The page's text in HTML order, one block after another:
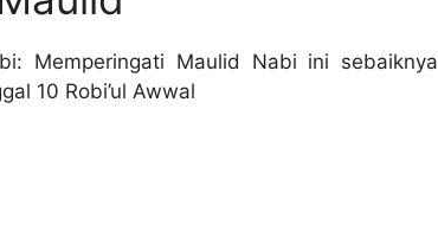
Memperingati Maulid Nabi ini sebaiknya
10 Robi’ul Awwal